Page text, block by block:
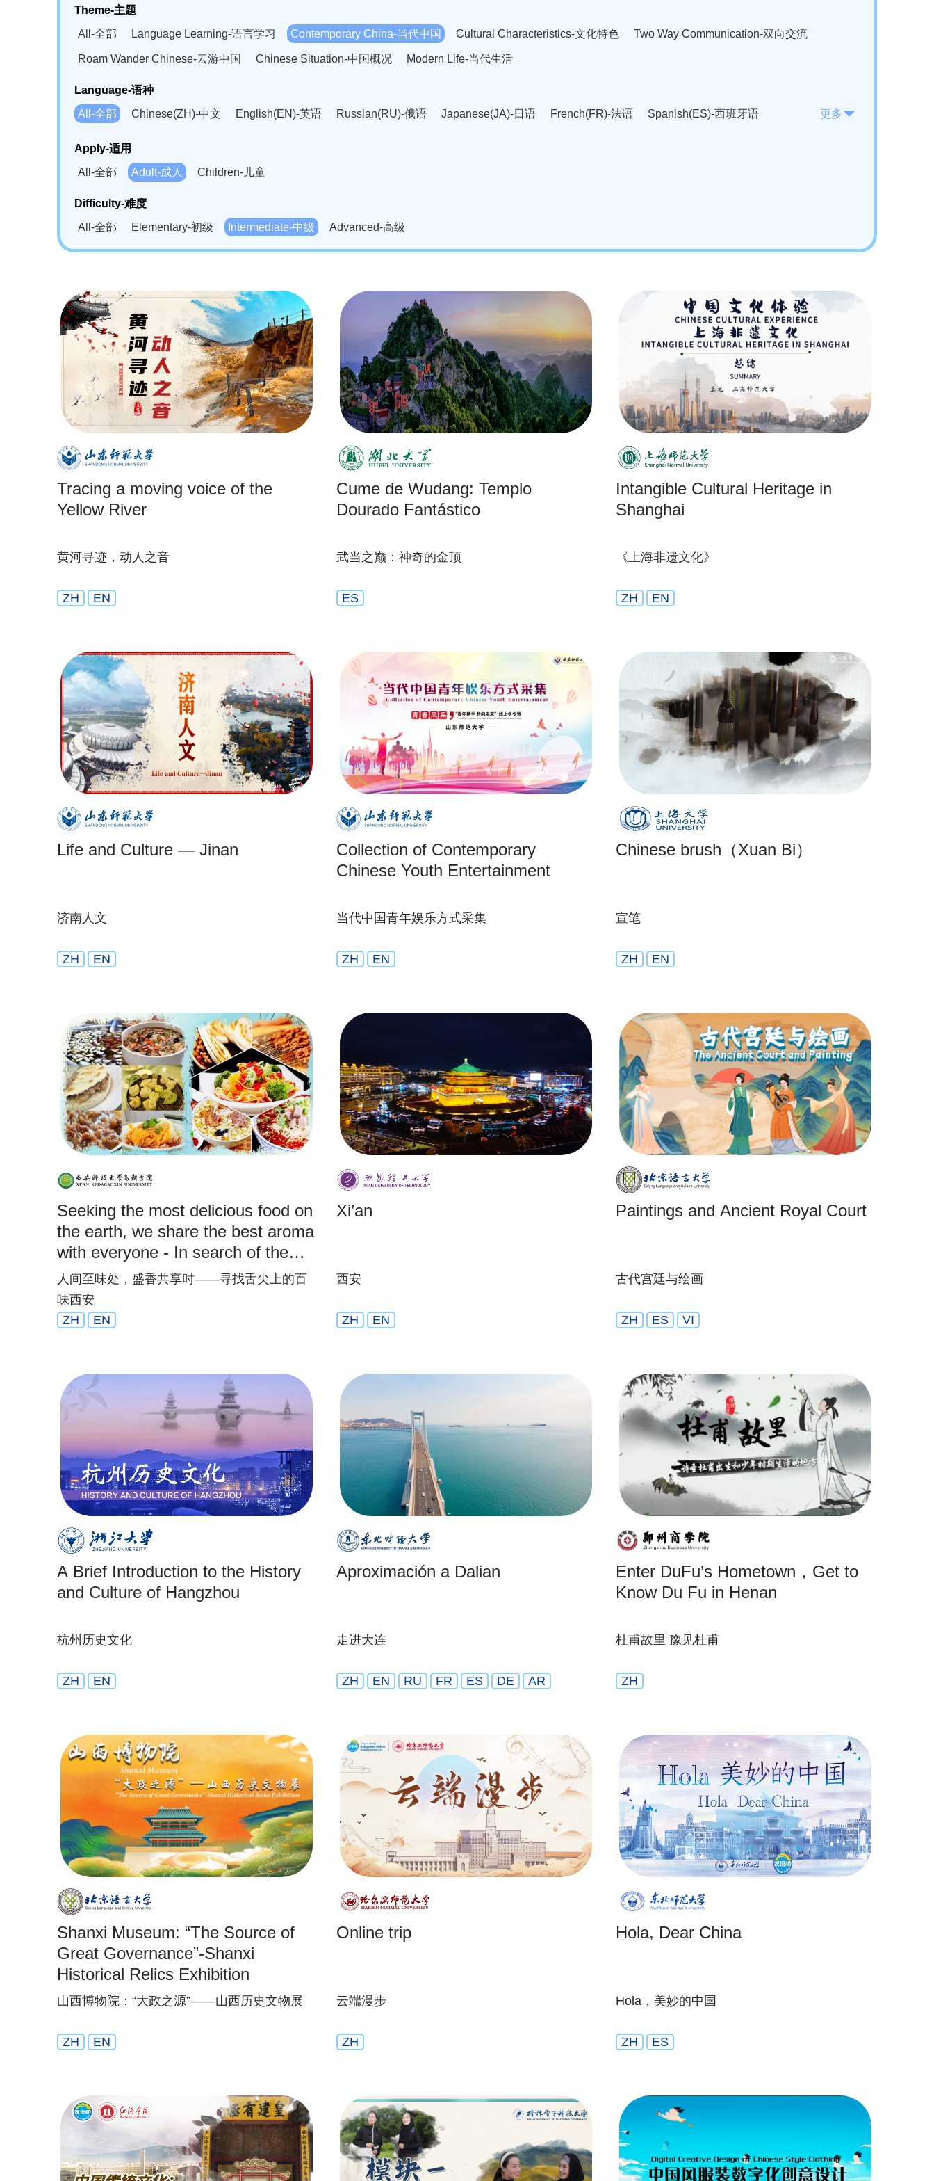
Theme-主题
All-全部
Language Learning-语言学习 Contemporary China-当代中国 Cultural Characteristics-文化特色 Two Way Communication-双向交流
Roam Wander Chinese-云游中国 Chinese Situation-中国概况 Modern Life-当代生活
Language-语种
All-全部
Chinese(ZH)-中文 English(EN)-英语 Russian(RU)-俄语 Japanese(JA)-日语 French(FR)-法语
Spanish(ES)-西班牙语
Bahasa Melayu(MS)-马来语
Swahili(SW)-斯瓦西里语
Kampuchea(KH)-柬埔寨语
更多
Apply-适用
All-全部
Adult-成人 Children-儿童
Difficulty-难度
All-全部
Elementary-初级 Intermediate-中级 Advanced-高级
Tracing a moving voice of the
Yellow River
黄河寻迹，动人之音
ZH EN
Cume de Wudang: Templo
Dourado Fantástico
武当之巅：神奇的金顶
ES
Intangible Cultural Heritage in
Shanghai
《上海非遗文化》
ZH EN
Life and Culture — Jinan
济南人文
ZH EN
Collection of Contemporary
Chinese Youth Entertainment
当代中国青年娱乐方式采集
ZH EN
Chinese brush（Xuan Bi）
宣笔
ZH EN
Seeking the most delicious food on
the earth, we share the best aroma
with everyone - In search of the
best flavor in Xi’an
人间至味处，盛香共享时——寻找舌尖上的百
味西安
ZH
EN
Xi’an
西安
ZH EN
Paintings and Ancient Royal Court
古代宫廷与绘画
ZH ES VI
A Brief Introduction to the History
and Culture of Hangzhou
杭州历史文化
ZH EN
Aproximación a Dalian
走进大连
ZH EN RU FR ES DE AR
Enter DuFu’s Hometown，Get to
Know Du Fu in Henan
杜甫故里 豫见杜甫
ZH
Shanxi Museum: “The Source of
Great Governance”-Shanxi
Historical Relics Exhibition
山西博物院：“大政之源”——山西历史文物展
ZH EN
Online trip
云端漫步
ZH
Hola, Dear China
Hola，美妙的中国
ZH ES